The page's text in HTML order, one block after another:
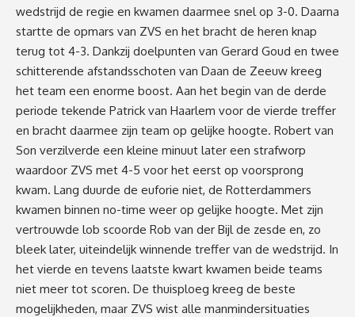
wedstrijd de regie en kwamen daarmee snel op 3-0. Daarna
startte de opmars van ZVS en het bracht de heren knap
terug tot 4-3. Dankzij doelpunten van Gerard Goud en twee
schitterende afstandsschoten van Daan de Zeeuw kreeg
het team een enorme boost. Aan het begin van de derde
periode tekende Patrick van Haarlem voor de vierde treffer
en bracht daarmee zijn team op gelijke hoogte. Robert van
Son verzilverde een kleine minuut later een strafworp
waardoor ZVS met 4-5 voor het eerst op voorsprong
kwam. Lang duurde de euforie niet, de Rotterdammers
kwamen binnen no-time weer op gelijke hoogte. Met zijn
vertrouwde lob scoorde Rob van der Bijl de zesde en, zo
bleek later, uiteindelijk winnende treffer van de wedstrijd. In
het vierde en tevens laatste kwart kwamen beide teams
niet meer tot scoren. De thuisploeg kreeg de beste
mogelijkheden, maar ZVS wist alle manmindersituaties